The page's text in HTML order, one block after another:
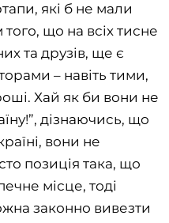
які б не мали
що на всіх тисне
та друзів, ще є
– навіть тими,
Хай як би вони не
дізнаючись, що
вони не
позиція така, що
місце, тоді
законно вивезти